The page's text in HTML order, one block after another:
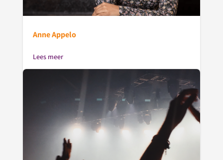
Anne Appelo
Lees meer